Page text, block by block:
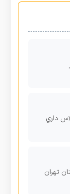
داري
تهران